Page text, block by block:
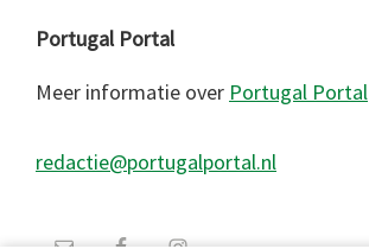
website
Portugal Portal
Meer informatie over Portugal Portal
redactie@portugalportal.nl